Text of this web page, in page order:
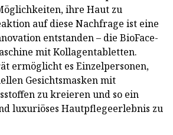
ihre Haut zu
auf diese Nachfrage ist eine
entstanden – die BioFace-
mit Kollagentabletten.
ermöglicht es Einzelpersonen,
Gesichtsmasken mit
zu kreieren und so ein
luxuriöses Hautpflegeerlebnis zu